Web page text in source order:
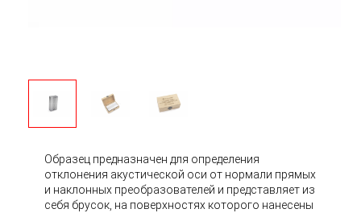
Образец предназначен для определения
отклонения акустической оси от нормали прямых
и наклонных преобразователей и представляет из
себя брусок, на поверхностях которого нанесены